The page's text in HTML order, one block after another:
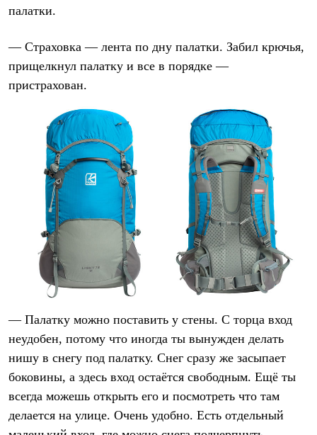
палатки.
— Страховка — лента по дну палатки. Забил крючья,
прищелкнул палатку и все в порядке —
пристрахован.
— Палатку можно поставить у стены. С торца вход
неудобен, потому что иногда ты вынужден делать
нишу в снегу под палатку. Снег сразу же засыпает
боковины, а здесь вход остаётся свободным. Ещё ты
всегда можешь открыть его и посмотреть что там
делается на улице. Очень удобно. Есть отдельный